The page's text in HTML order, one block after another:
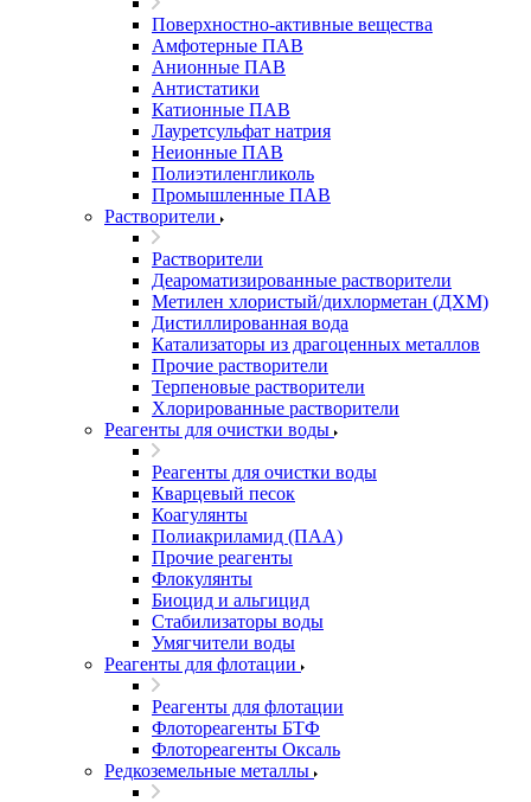
Поверхностно-активные вещества
Амфотерные ПАВ
Анионные ПАВ
Антистатики
Катионные ПАВ
Лауретсульфат натрия
Неионные ПАВ
Полиэтиленгликоль
Промышленные ПАВ
Растворители
Растворители
Деароматизированные растворители
Метилен хлористый/дихлорметан (ДХМ)
Дистиллированная вода
Катализаторы из драгоценных металлов
Прочие растворители
Терпеновые растворители
Хлорированные растворители
Реагенты для очистки воды
Реагенты для очистки воды
Кварцевый песок
Коагулянты
Полиакриламид (ПАА)
Прочие реагенты
Флокулянты
Биоцид и альгицид
Стабилизаторы воды
Умягчители воды
Реагенты для флотации
Реагенты для флотации
Флотореагенты БТФ
Флотореагенты Оксаль
Редкоземельные металлы